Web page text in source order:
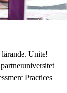
Unite!
Practices